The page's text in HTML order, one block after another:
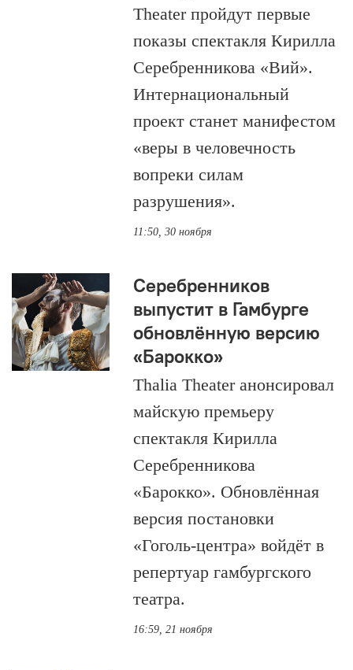
Theater пройдут первые
показы спектакля Кирилла
Серебренникова «Вий».
Интернациональный
проект станет манифестом
«веры в человечность
вопреки силам
разрушения».
11:50, 30 ноября
Серебренников
выпустит в Гамбурге
обновлённую версию
«Барокко»
Thalia Theater анонсировал
майскую премьеру
спектакля Кирилла
Серебренникова
«Барокко». Обновлённая
версия постановки
«Гоголь-центра» войдёт в
репертуар гамбургского
театра.
16:59, 21 ноября